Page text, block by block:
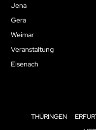
Jena
Gera
Weimar
Veranstaltung
Eisenach
THÜRINGEN